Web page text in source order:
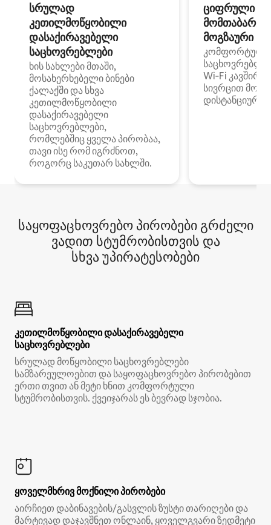
სრულად
კეთილმოწყობილი
დასაქირავებელი
საცხოვრებლები
ხის სახლები მთაში,
მოსახერხებელი ბინები
ქალაქში და სხვა
კეთილმოწყობილი
დასაქირავებელი
საცხოვრებლები,
რომლებშიც ყველა პირობაა,
თავი ისე რომ იგრძნოთ,
როგორც საკუთარ სახლში.
ციფრული
მოგზაური
კომფორტული
Wi‑Fi
სივრცით
დისტანციური
საყოფაცხოვრებო პირობები გრძელი
ვადით სტუმრობისთვის და
სხვა უპირატესობები
კეთილმოწყობილი დასაქირავებელი
საცხოვრებლები
სრულად მოწყობილი საცხოვრებლები
სამზარეულოებით და საყოფაცხოვრებო პირობებით
ერთი თვით ან მეტი ხნით კომფორტული
სტუმრობისთვის. ქვეიჯარას ეს ბევრად სჯობია.
ყოველმხრივ მოქნილი პირობები
აირჩიეთ დაბინავების/გასვლის ზუსტი თარიღები და
მარტივად დაჯავშნეთ ონლაინ, ყოველგვარი ზედმეტი